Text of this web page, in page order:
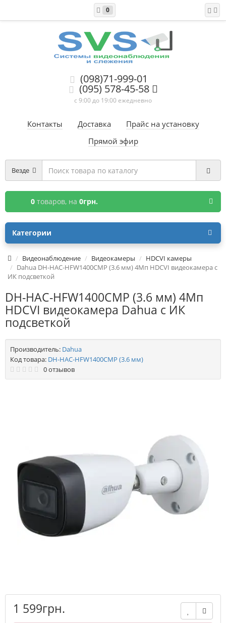
0
(098)71-999-01
(095) 578-45-58
с 9:00 до 19:00 ежедневно
Контакты Доставка
Прайс на установку
Прямой эфир
Везде
0 товаров, на 0грн.
Категории
Видеонаблюдение Видеокамеры
HDCVI камеры
Dahua DH-HAC-HFW1400CMP (3.6 мм) 4Mп HDCVI видеокамера c
ИК подсветкой
DH-HAC-HFW1400CMP (3.6 мм) 4Mп
HDCVI видеокамера Dahua c ИК
подсветкой
Производитель: Dahua
Код товара: DH-HAC-HFW1400CMP (3.6 мм)
0 отзывов
1 599грн.